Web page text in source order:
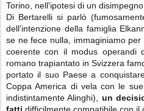
Torino, nell'ipotesi di un
Di Bertarelli si parlò
dell'intenzione della famiglia
se ne fece nulla, immaginiamo per
coerente con il modus operandi
romano trapiantato in Svizzera
portato il suo Paese a
Coppa America di vela con le
indistintamente Alinghi), un